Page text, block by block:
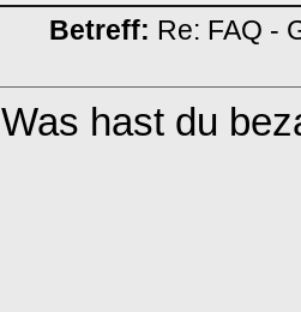
Betreff: Re: FAQ -
Was hast du